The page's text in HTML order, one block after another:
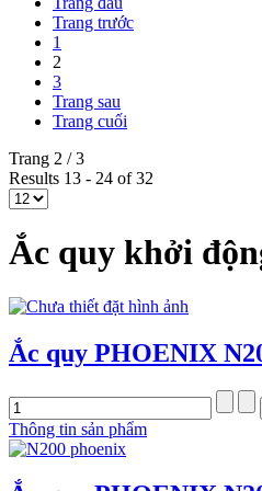
Trang trước
1
2
3
Trang sau
Trang cuối
Trang 2 / 3
Results 13 - 24 of 32
Ắc quy khởi
Ắc quy PHOENIX
Thông tin sản phẩm